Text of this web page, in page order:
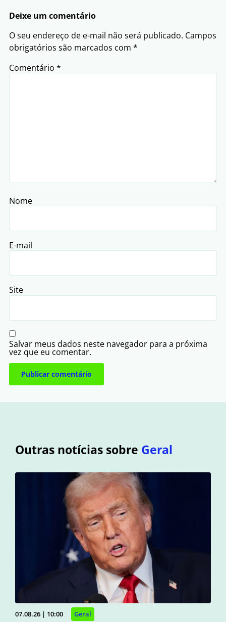
Deixe um comentário
O seu endereço de e-mail não será publicado. Campos
obrigatórios são marcados com *
Comentário *
Nome
E-mail
Site
Salvar meus dados neste navegador para a próxima
vez que eu comentar.
Outras notícias sobre Geral
07.08.26 | 10:00 Geral